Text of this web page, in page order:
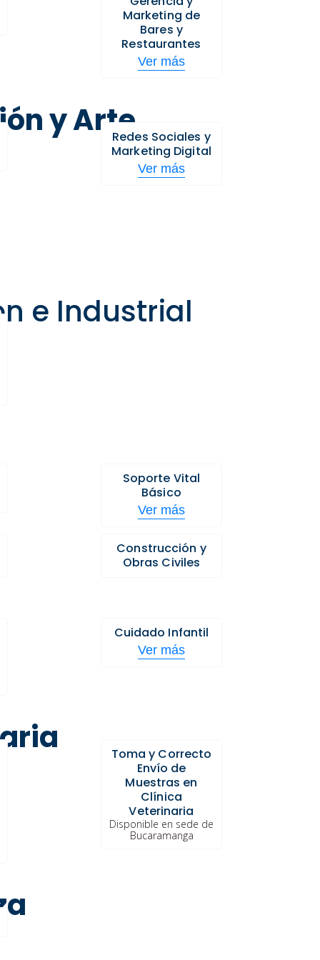
Marketing de
Bares y
Restaurantes
Ver más
y ArteRedes Sociales y
Marketing Digital
Ver más
e Industrial
Soporte Vital
Básico
Ver más
Construcción y
Obras Civiles
Cuidado Infantil
Ver más
Toma y Correcto
Envío de
Muestras en
Clínica
Veterinaria
Disponible en sede de
Bucaramanga